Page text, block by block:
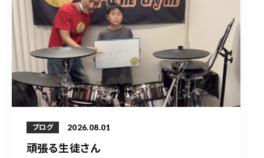
ブログ 2026.08.01
頑張る生徒さん